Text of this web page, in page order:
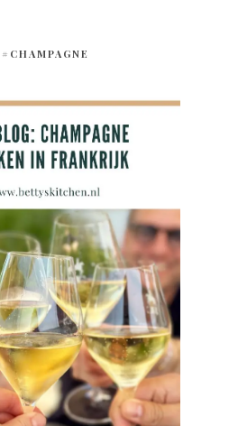
#CHAMPAGNE